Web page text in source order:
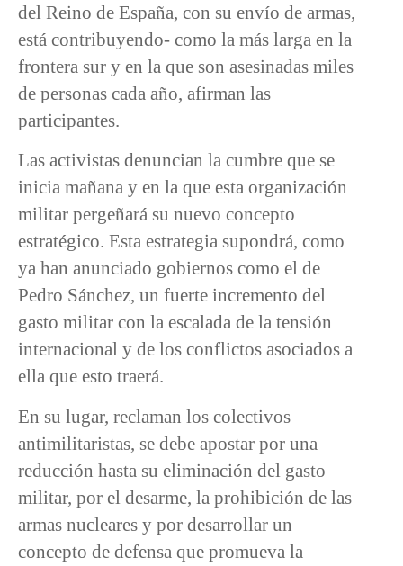
del Reino de España, con su envío de armas,
está contribuyendo- como la más larga en la
frontera sur y en la que son asesinadas miles
de personas cada año, afirman las
participantes.
Las activistas denuncian la cumbre que se
inicia mañana y en la que esta organización
militar pergeñará su nuevo concepto
estratégico. Esta estrategia supondrá, como
ya han anunciado gobiernos como el de
Pedro Sánchez, un fuerte incremento del
gasto militar con la escalada de la tensión
internacional y de los conflictos asociados a
ella que esto traerá.
En su lugar, reclaman los colectivos
antimilitaristas, se debe apostar por una
reducción hasta su eliminación del gasto
militar, por el desarme, la prohibición de las
armas nucleares y por desarrollar un
concepto de defensa que promueva la